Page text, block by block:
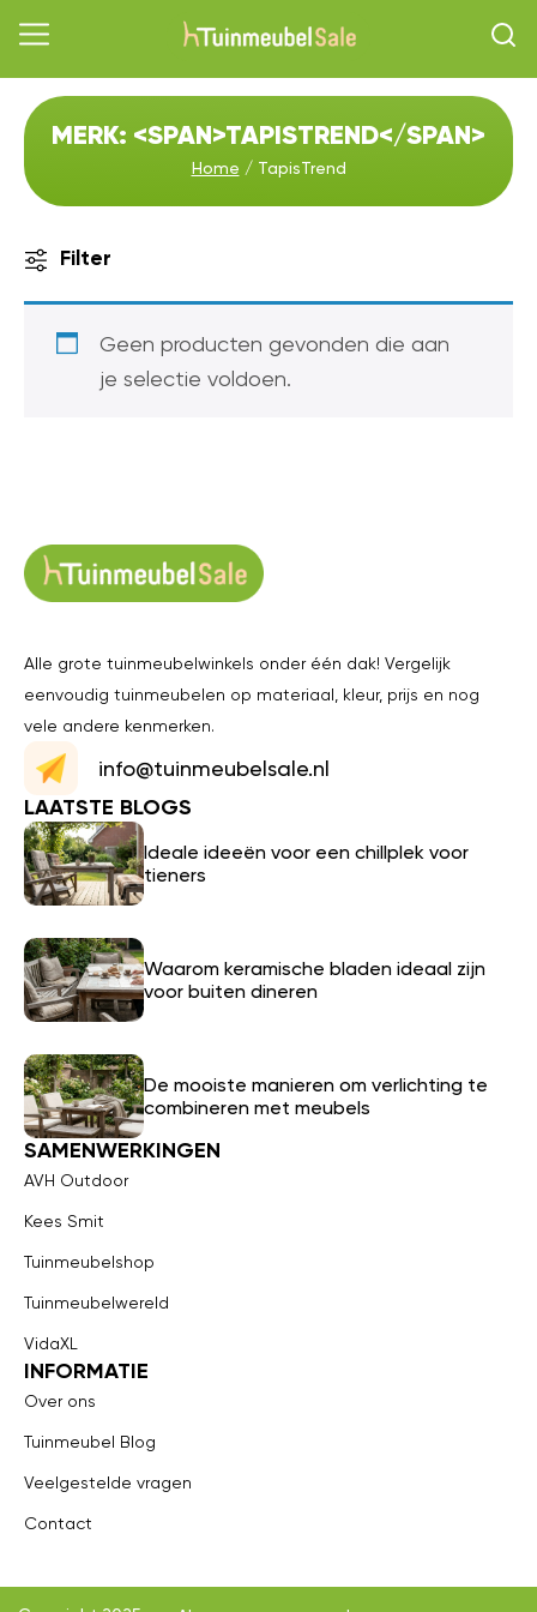
MERK: <SPAN>TAPISTREND</SPAN>
Home / TapisTrend
Filter
Geen producten gevonden die aan
je selectie voldoen.
Alle grote tuinmeubelwinkels onder één dak! Vergelijk
eenvoudig tuinmeubelen op materiaal, kleur, prijs en nog
vele andere kenmerken.
info@tuinmeubelsale.nl
LAATSTE BLOGS
Ideale ideeën voor een chillplek voor
tieners
Waarom keramische bladen ideaal zijn
voor buiten dineren
De mooiste manieren om verlichting te
combineren met meubels
SAMENWERKINGEN
AVH Outdoor
Kees Smit
Tuinmeubelshop
Tuinmeubelwereld
VidaXL
INFORMATIE
Over ons
Tuinmeubel Blog
Veelgestelde vragen
Contact